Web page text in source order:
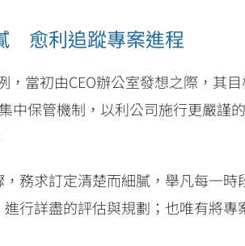
愈利追蹤專案進程
，當初由CEO辦公室發想之際，其
中保管機制，以利公司施行更嚴
務求訂定清楚而細膩，舉凡每一
行詳盡的評估與規劃；也唯有將